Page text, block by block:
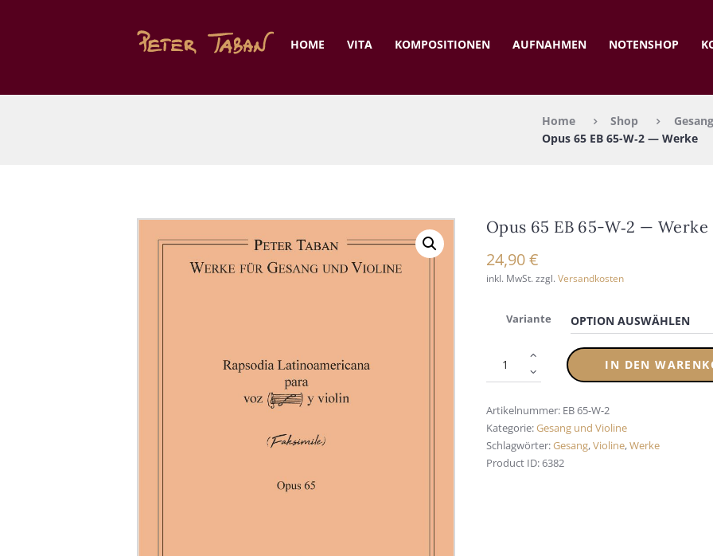
HOME VITA KOM­PO­SI­TIO­NEN AUF­NAH­MEN NOTEN­SHOP
Home Shop
Opus 65 EB 65-W‑2 — Wer­ke
Opus 65 EB 65-W‑2 — Wer­ke
24,90€
inkl. MwSt. zzgl. Versandkosten
Variante
IN DEN
Artikelnummer: EB 65-W-2
Kategorie:Gesang und Violine
Schlagwörter:Gesang,Violine,Werke
Product ID:6382